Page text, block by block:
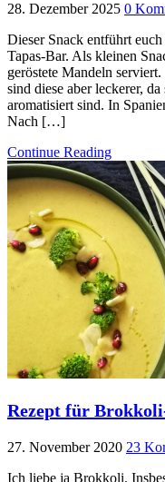
28. Dezember 2025 0
Dieser Snack entführt
Tapas-Bar. Als kleinen
geröstete Mandeln
sind diese aber leckerer,
aromatisiert sind. In
Nach […]
Continue Reading
Rezept für
27. November 2020 23
Ich liebe ja Brokkoli.